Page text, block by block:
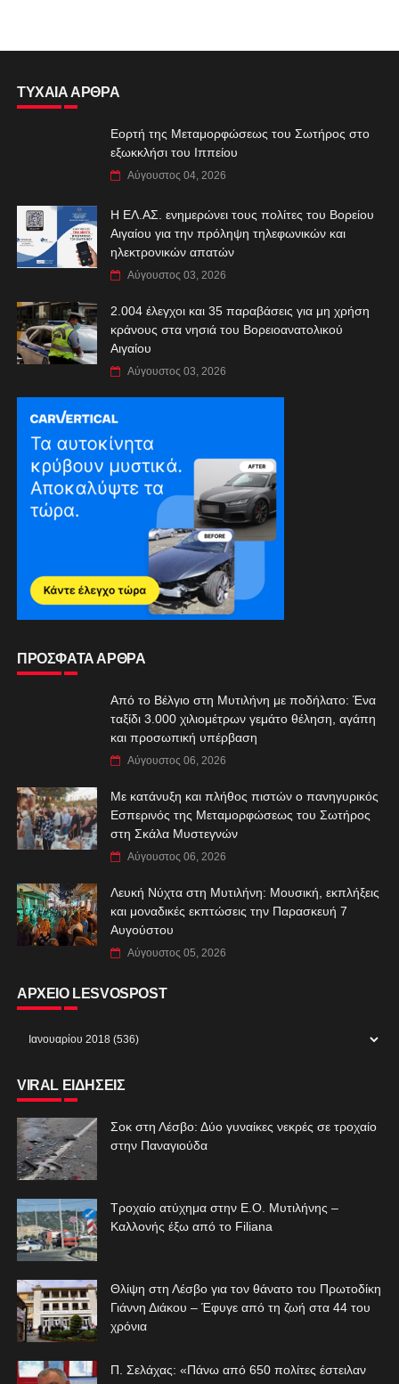
ΤΥΧΑΙΑ ΑΡΘΡΑ
Εορτή της Μεταμορφώσεως του Σωτήρος στο
εξωκκλήσι του Ιππείου
Αύγουστος 04, 2026
Η ΕΛ.ΑΣ. ενημερώνει τους πολίτες του Βορείου
Αιγαίου για την πρόληψη τηλεφωνικών και
ηλεκτρονικών απατών
Αύγουστος 03, 2026
2.004 έλεγχοι και 35 παραβάσεις για μη χρήση
κράνους στα νησιά του Βορειοανατολικού
Αιγαίου
Αύγουστος 03, 2026
ΠΡΟΣΦΑΤΑ ΑΡΘΡΑ
Από το Βέλγιο στη Μυτιλήνη με ποδήλατο: Ένα
ταξίδι 3.000 χιλιομέτρων γεμάτο θέληση, αγάπη
και προσωπική υπέρβαση
Αύγουστος 06, 2026
Με κατάνυξη και πλήθος πιστών ο πανηγυρικός
Εσπερινός της Μεταμορφώσεως του Σωτήρος
στη Σκάλα Μυστεγνών
Αύγουστος 06, 2026
Λευκή Νύχτα στη Μυτιλήνη: Μουσική, εκπλήξεις
και μοναδικές εκπτώσεις την Παρασκευή 7
Αυγούστου
Αύγουστος 05, 2026
ΑΡΧΕΙΟ LESVOSPOST
VIRAL ΕΙΔΗΣΕΙΣ
Σοκ στη Λέσβο: Δύο γυναίκες νεκρές σε τροχαίο
στην Παναγιούδα
Τροχαίο ατύχημα στην Ε.Ο. Μυτιλήνης –
Καλλονής έξω από το Filiana
Θλίψη στη Λέσβο για τον θάνατο του Πρωτοδίκη
Γιάννη Διάκου – Έφυγε από τη ζωή στα 44 του
χρόνια
Π. Σελάχας: «Πάνω από 650 πολίτες έστειλαν